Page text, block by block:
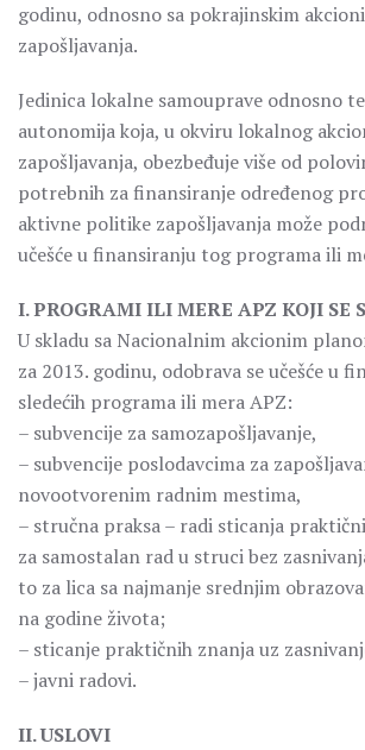
godinu, odnosno sa pokrajinskim
zapošljavanja.
Jedinica lokalne samouprave odnosno
autonomija koja, u okviru lokalnog
zapošljavanja, obezbeđuje više od
potrebnih za finansiranje određenog
aktivne politike zapošljavanja može
učešće u finansiranju tog programa ili
I. PROGRAMI ILI MERE APZ KOJI SE
U skladu sa Nacionalnim akcionim
za 2013. godinu, odobrava se učešće u
sledećih programa ili mera APZ:
– subvencije za samozapošljavanje,
– subvencije poslodavcima za
novootvorenim radnim mestima,
– stručna praksa – radi sticanja
za samostalan rad u struci bez
to za lica sa najmanje srednjim
na godine života;
– sticanje praktičnih znanja uz
– javni radovi.
II. USLOVI